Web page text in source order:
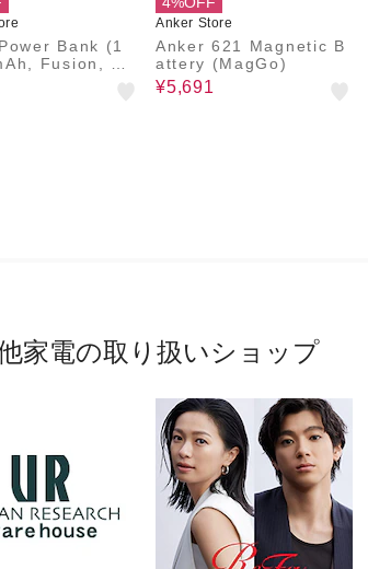
Bank (1
Fusion, Bui
C Cable)
Anker Store
Anker 621 Magnetic B
attery (MagGo)
¥5,691
家電の取り扱いショップ